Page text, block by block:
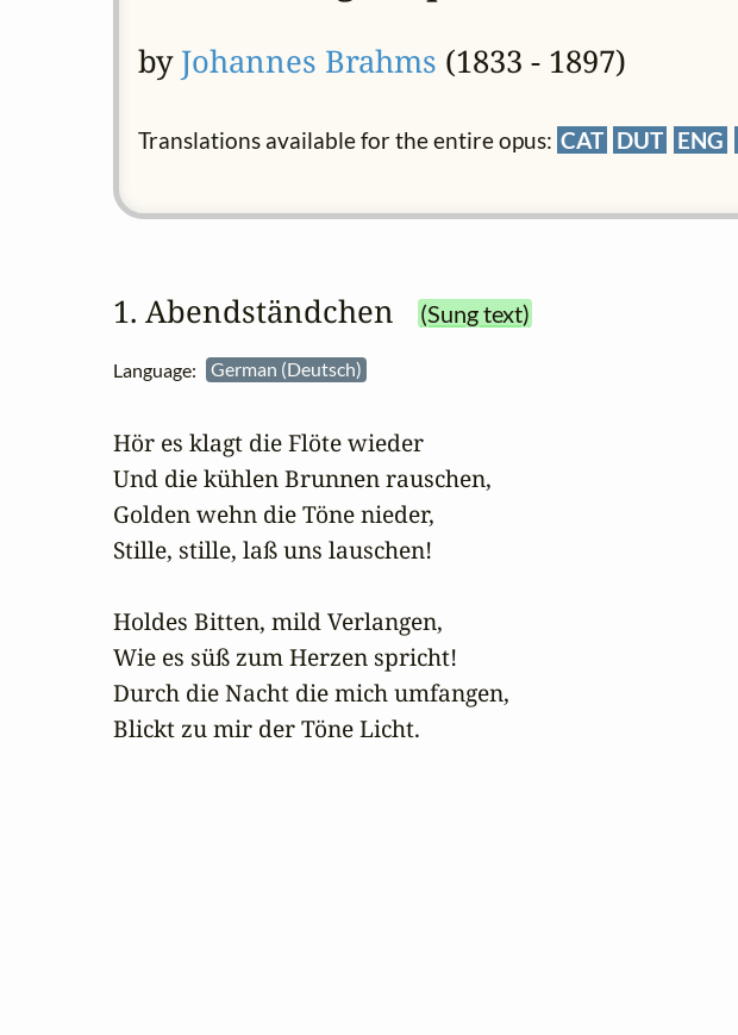
by Johannes Brahms (1833 - 1897)
Translations available for the entire opus: CAT DUT ENG
1. Abendständchen (Sung text)
Language: German (Deutsch)
Hör es klagt die Flöte wieder
Und die kühlen Brunnen rauschen,
Golden wehn die Töne nieder,
Stille, stille, laß uns lauschen!
Holdes Bitten, mild Verlangen,
Wie es süß zum Herzen spricht!
Durch die Nacht die mich umfangen,
Blickt zu mir der Töne Licht.